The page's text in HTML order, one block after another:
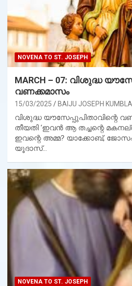
NOVENA TO ST. JOSEPH
MARCH – 07: വിശുദ്ധ
വണക്കമാസം
15/03/2025 BAIJU JOSEPH
വിശുദ്ധ യൗസേപ്പുപിതാവിന്റെ
തീയതി ‘ഇവന്‍ ആ തച്ചന്റെ
ഇവന്റെ അമ്മ? യാക്കോബ്,
യൂദാസ്…
NOVENA TO ST. JOSEPH